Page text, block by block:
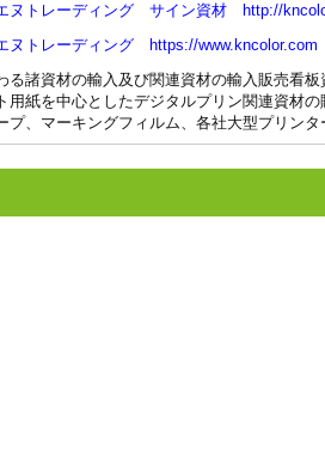
ヌトレーディング サイン資材
http://
ヌトレーディング https://www.kncolor.com
る諸資材の輸入及び関連資材の輸入販売看板
用紙を中心としたデジタルプリン関連資材
プ、マーキングフィルム、各社大型プリンタ